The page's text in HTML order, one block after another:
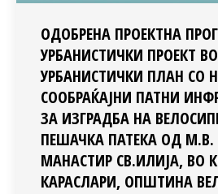
ОДОБРЕНА ПРОЕКТНА
УРБАНИСТИЧКИ ПРОЕКТ
УРБАНИСТИЧКИ ПЛАН СО
СООБРАЌАЈНИ ПАТНИ
ЗА ИЗГРАДБА НА
ПЕШАЧКА ПАТЕКА ОД
МАНАСТИР СВ.ИЛИЈА, ВО
КАРАСЛАРИ, ОПШТИНА